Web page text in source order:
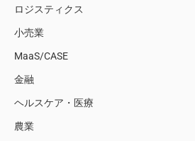
ロジスティクス
小売業
MaaS/CASE
金融
ヘルスケア・医療
農業